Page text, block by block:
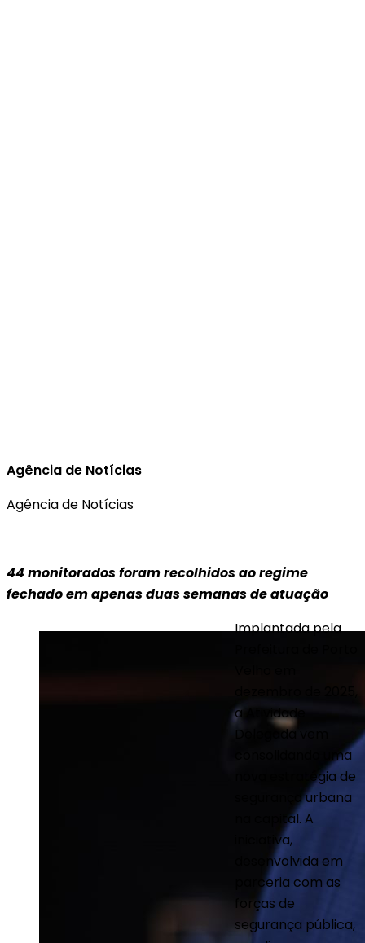
Agência de Notícias
Agência de Notícias
44 monitorados foram recolhidos ao regime
fechado em apenas duas semanas de atuação
Implantada pela
a Atividade
Delegada vem
consolidando uma
nova estratégia de
segurança urbana
na capital. A
iniciativa,
desenvolvida em
parceria com as
forças de
segurança pública,